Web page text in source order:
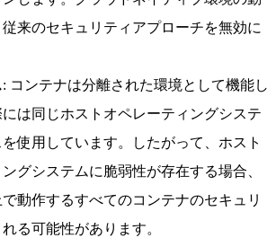
来のセキュリティアプローチを無効に
: コンテナは分離された環境として機能し
には同じホストオペレーティングシステ
使用しています。したがって、ホスト
グシステムに脆弱性が存在する場合、
動作するすべてのコンテナのセキュリ
る可能性があります。